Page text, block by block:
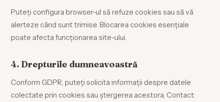
Puteți configura browser-ul să refuze cookies sau să vă
alerteze când sunt trimise. Blocarea cookies esențiale
poate afecta funcționarea site-ului.
4. Drepturile dumneavoastră
Conform GDPR, puteți solicita informații despre datele
colectate prin cookies sau ștergerea acestora. Contact: